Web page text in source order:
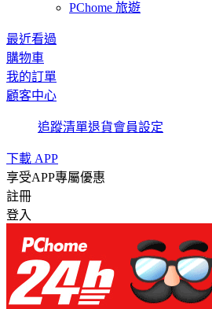
PChome 旅遊
最近看過
購物車
我的訂單
顧客中心
追蹤清單退貨會員設定
下載 APP
享受APP專屬優惠
註冊
登入